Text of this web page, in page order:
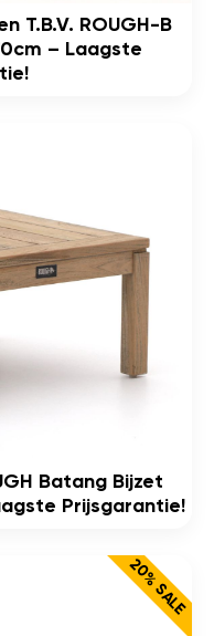
T.b.v. ROUGH-B
– Laagste
Batang Bijzet
Prijsgarantie!
20% SALE